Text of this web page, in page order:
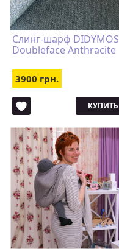
Слинг-шарф DIDYMOS
Doubleface Anthracite
3900 грн.
КУПИТЬ